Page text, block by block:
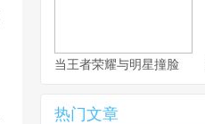
当王者荣耀与明星撞脸
热门文章